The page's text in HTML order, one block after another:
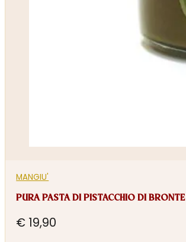
MANGIU'
PURA PASTA DI PISTACCHIO DI BRONTE
€ 19,90